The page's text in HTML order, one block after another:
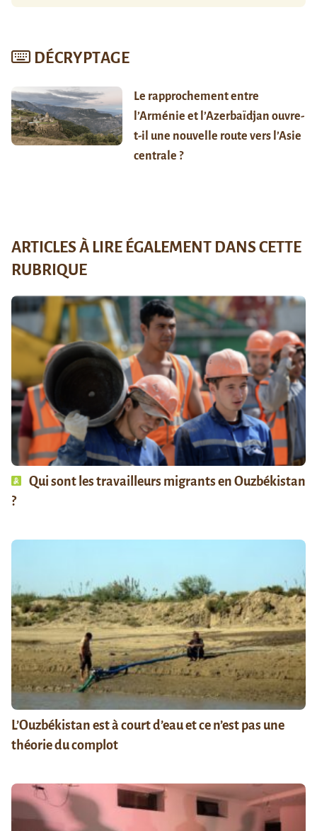
DÉCRYPTAGE
Le rapprochement entre
l’Arménie et l’Azerbaïdjan ouvre-
t-il une nouvelle route vers l’Asie
centrale ?
ARTICLES À LIRE ÉGALEMENT DANS CETTE
RUBRIQUE
Qui sont les travailleurs migrants en Ouzbékistan
?
L’Ouzbékistan est à court d’eau et ce n’est pas une
théorie du complot